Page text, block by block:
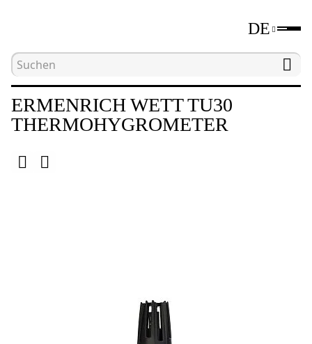
DE
Hauptseite
ERMENRICH WETT TU30
THERMOHYGROMETER